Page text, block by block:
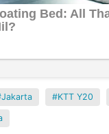
Jakarta KTT Y20